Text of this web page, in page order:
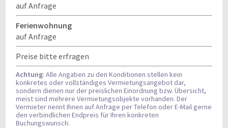
auf Anfrage
Ferienwohnung
auf Anfrage
Preise bitte erfragen
Achtung: Alle Angaben zu den Konditionen stellen kein
konkretes oder vollständiges Vermietungsangebot dar,
sondern dienen nur der preislichen Einordnung bzw. Übersicht,
meist sind mehrere Vermietungsobjekte vorhanden. Der
Vermieter nennt Ihnen auf Anfrage per Telefon oder E-Mail gerne
den verbindlichen Endpreis für Ihren konkreten
Buchungswunsch.